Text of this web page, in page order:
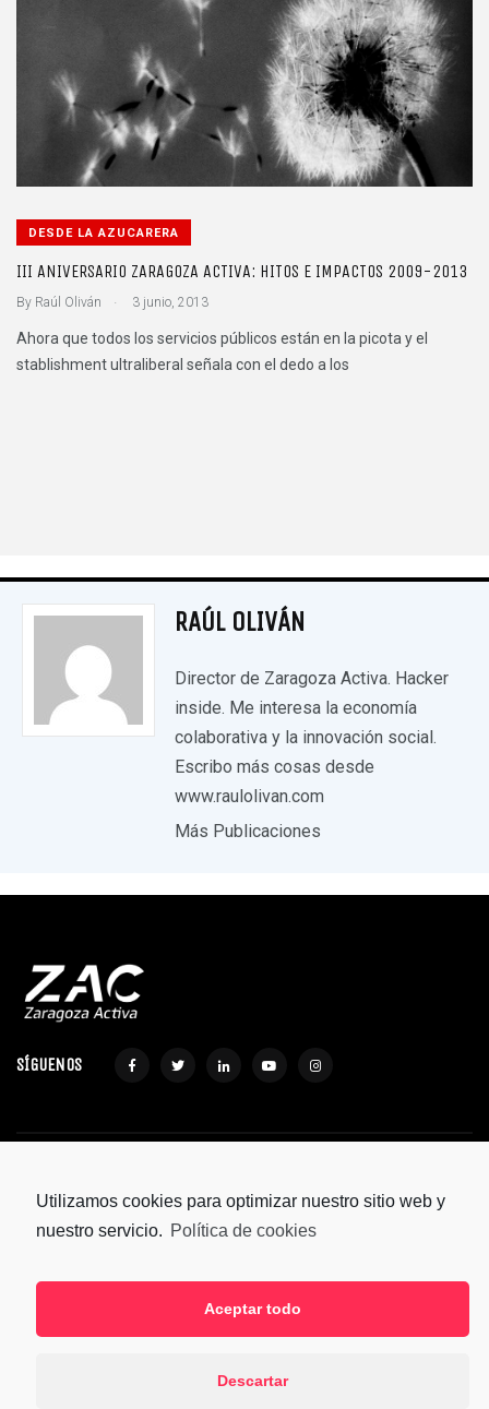
Utilizamos cookies para optimizar nuestro sitio web y
nuestro servicio. Política de cookies
Aceptar todo
Descartar
DESDE LA AZUCARERA
III ANIVERSARIO ZARAGOZA ACTIVA: HITOS E IMPACTOS 2009-2013
By Raúl Oliván . 3 junio, 2013
Ahora que todos los servicios públicos están en la picota y el
stablishment ultraliberal señala con el dedo a los
RAÚL OLIVÁN
Director de Zaragoza Activa. Hacker
inside. Me interesa la economía
colaborativa y la innovación social.
Escribo más cosas desde
www.raulolivan.com
Más Publicaciones
SÍGUENOS
BLU